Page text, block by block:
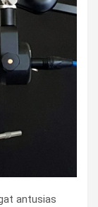
antusias